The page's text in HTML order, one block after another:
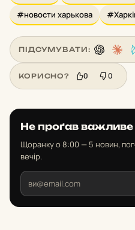
#новости харькова
ПІДСУМУВАТИ:
КОРИСНО? 0 0
Не проґав важливе
Щоранку о 8:00 — 5 новин,
вечір.